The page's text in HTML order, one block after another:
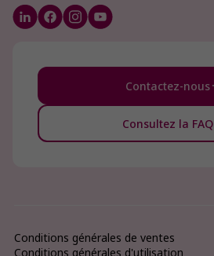
Contactez-nous
Consultez la FAQ
Conditions générales de ventes
Conditions générales d'utilisation